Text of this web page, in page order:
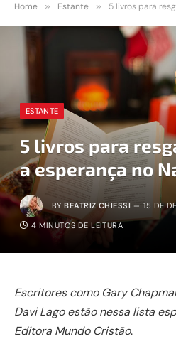
Home » Estante » 5 livros para resgatar
ESTANTE
5 livros para
a esperança no
BY BEATRIZ CHIESSI 15 DE
4 MINUTOS DE LEITURA
Escritores como Gary
Davi Lago estão nessa lista
Editora Mundo Cristão.